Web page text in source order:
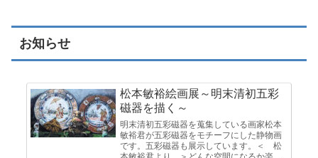
お知らせ
松本敏裕絵画展～明末清初五彩
磁器を描く～
明末清初五彩磁器を蒐集している画家松本
敏裕君が五彩磁器をモチーフにした静物画
です。五彩磁器も展示しています。＜ 松